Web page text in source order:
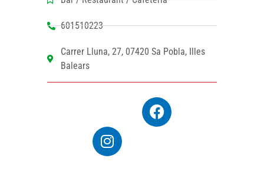
601510223
Carrer Lluna, 27, 07420 Sa Pobla, Illes
Balears